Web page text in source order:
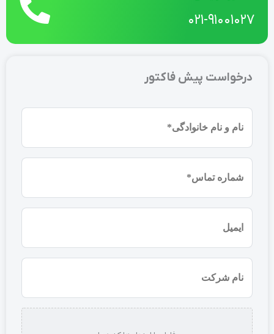
021-91001027
درخواست پیش فاکتور
نام
(ضروری)
موبایل
(ضروری)
شرکت
استعلام